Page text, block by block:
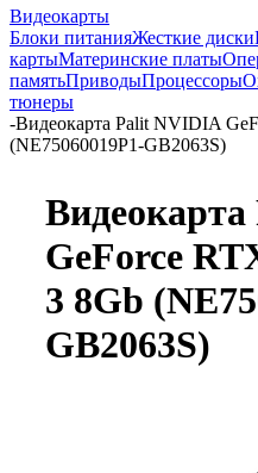
Видеокарты
Блоки питанияЖесткие диски
картыМатеринские платы
памятьПриводыПроцессоры
тюнеры
-Видеокарта Palit NVIDIA
(NE75060019P1-GB2063S)
GeForce
3 8Gb
GB2063S)